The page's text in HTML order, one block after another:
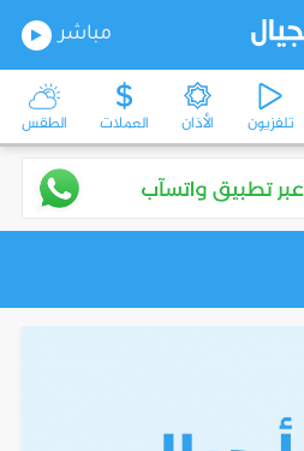
مباشر
تلفزيون الأذان العملات الطقس